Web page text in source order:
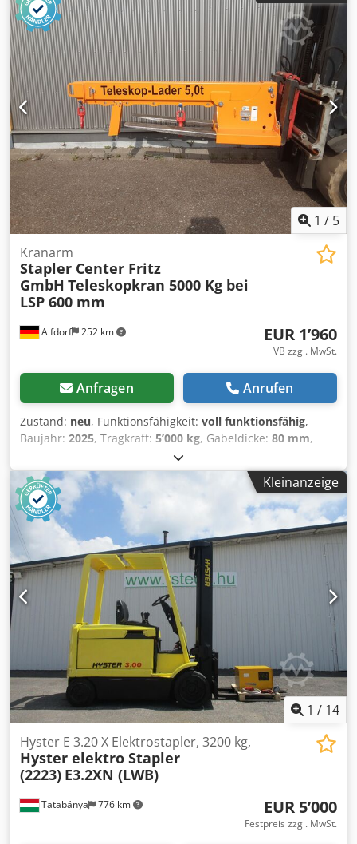
1 / 5
Alfdorf 252 km
Kranarm
Stapler Center Fritz
GmbH Teleskopkran 5000 Kg bei
LSP 600 mm
EUR 1’960
VB zzgl. MwSt.
Anfragen Anrufen
Zustand: neu, Funktionsfähigkeit: voll funktionsfähig,
Baujahr: 2025, Tragkraft: 5’000 kg, Gabeldicke: 80 mm,
, Teleskopkran 5000 Kg bei
Lastschwerpunkt 600 mm Teleskoplänge am Haken 3600
mm mit 950 Kg Nutzlast Tragkraft der Lastschwerpunkte
siehe Last Diagram ein Wirbel Haken mit 5000 Kg Nutzlast
mit Schäckel ein Wirbel Haken mit 3000 Kg mit Schäckel
Höhenverstellbar über Raster Dedpfx Aioiuh I Aj Hskr
Galvanisch Verzinkte Bolzen gesichert mit Seil
Einfahrtaschen für Gabelzinken bis 180 x 80 mm
Sicherungskette gegen abrutschen des Krans
Kleinanzeige
1 / 14
Tatabánya 776 km
Hyster E 3.20 X Elektrostapler, 3200 kg,
Hyster elektro Stapler
(2223) E3.2XN (LWB)
EUR 5’000
Festpreis zzgl. MwSt.